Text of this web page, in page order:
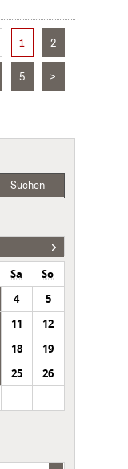
1 2
5 >
Suchen
Sa
So
4
5
11
12
18
19
25
26